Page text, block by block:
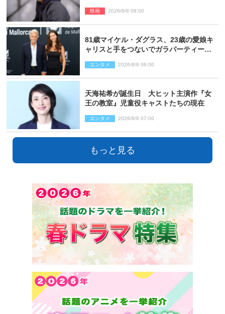
映画 2026/8/8 08:00
81歳マイケル・ダグラス、23歳の愛娘キ
ャリスと手をつないでガラパーティーに
エンタメ 2026/8/8 08:00
天海祐希が誕生日 大ヒット主演作『女
王の教室』児童役キャストたちの現在
エンタメ 2026/8/8 07:00
もっと見る